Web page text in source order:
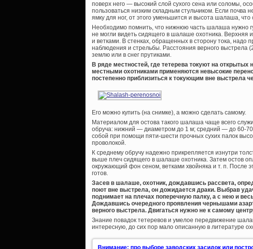
поверх него — высокий слой сухого сена или соломы,
пользоваться низким складным стульчиком. Если
ямку для ног, от этого уменьшится и высота шалаша,
Необходимо помнить, что нижнюю часть шалаша нужно
не могли видеть сидящего в шалаше охотника. Верхняя
и ветками. В стенках, обращенных в сторону тока, надо
наблюдения и стрельбы. Расстояния верного выстрела
землю или в снег прутиками.
В ряде местностей, где тетерева токуют на
местными охотниками применяются невысокие
постепенно приблизиться к токующим вне выстрела
Его можно купить (на снимке), а можно сделать самому.
Материалом для остова такого шалаша чаще всего
обруча: нижний — диаметром до 1 м; средний — до 60-
собой при помощи пяти-шести прочных сухих палок
проволокой.
К среднему обручу надежно прикрепляется изнутри
выше плеч сидящего в шалаше охотника. Затем остов
окружающий фон сеном, ветками хвойняка и т. п.
готов.
Засев в шалаше, охотник, дождавшись рассвета,
поют вне выстрела, он дожидается драки. Выбрав
поднимает на плечах поперечную палку, а с нею и
Дождавшись очередного проявления чернышами
верного выстрела. Двигаться нужно не к самому
Знание повадок тетеревов и умелое передвижение
интересную, до сих пор мало описанную в литературе